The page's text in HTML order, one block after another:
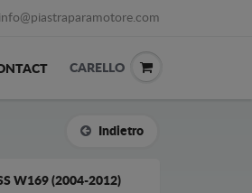
info@piastraparamotore.com
CARELLO
Indietro
W169 (2004-2012)